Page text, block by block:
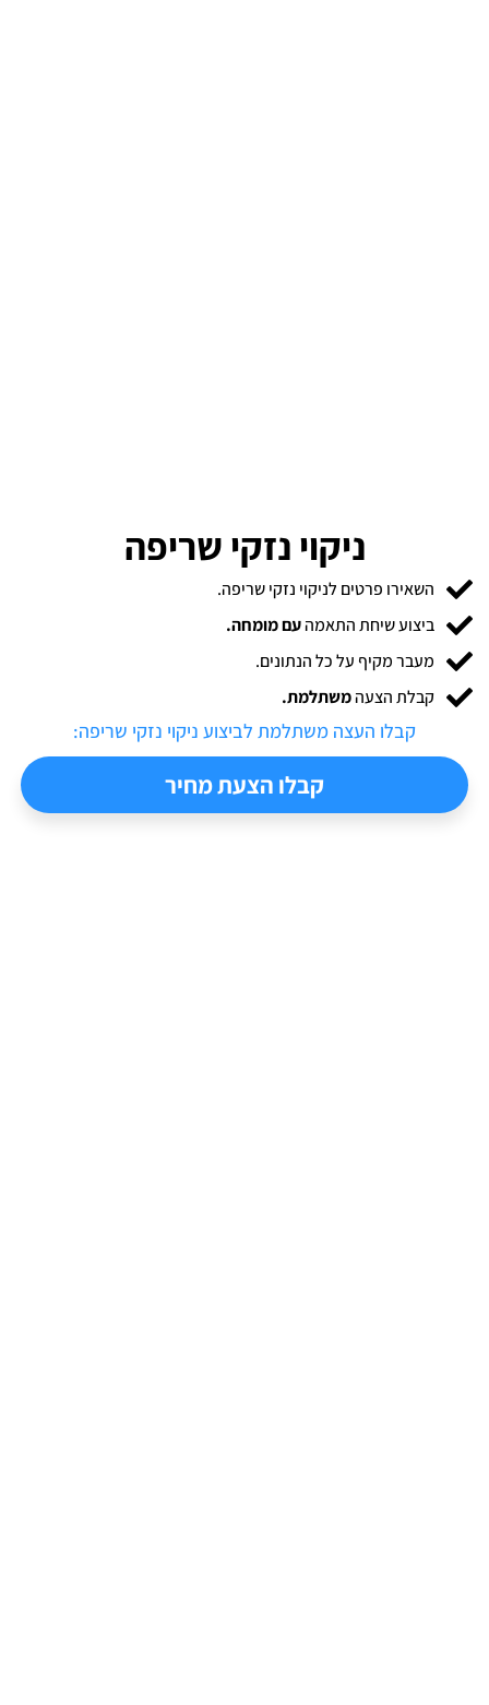
ניקוי נזקי שריפה
השאירו פרטים לניקוי נזקי שריפה.
ביצוע שיחת התאמהעם מומחה.
מעבר מקיף על כל הנתונים.
קבלת הצעהמשתלמת.
קבלו העצה משתלמת לביצוע ​ניקוי נזקי שריפה:
קבלו הצעת מחיר